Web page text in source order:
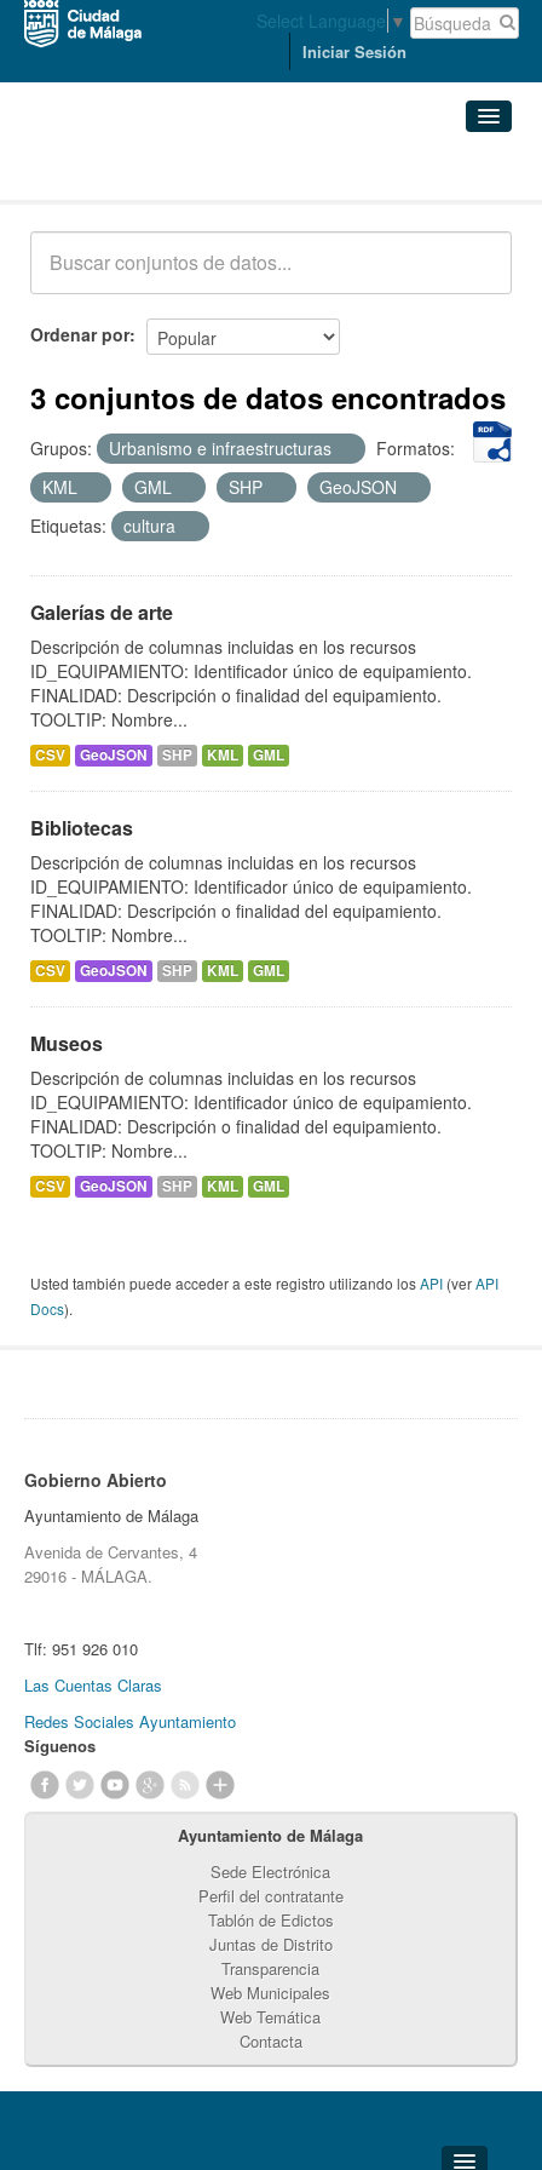
Select Language ▼
Iniciar Sesión
Acerca de
Ordenar por
3 conjuntos de datos encontrados
Grupos: Urbanismo e infraestructuras
Formatos:
KML
GML SHP
GeoJSON
Etiquetas:
cultura
Galerías de arte
Descripción de columnas incluidas en los recursos
ID_EQUIPAMIENTO: Identificador único de equipamiento.
FINALIDAD: Descripción o finalidad del equipamiento.
TOOLTIP: Nombre...
CSV GeoJSON SHP KML GML
Bibliotecas
Descripción de columnas incluidas en los recursos
ID_EQUIPAMIENTO: Identificador único de equipamiento.
FINALIDAD: Descripción o finalidad del equipamiento.
TOOLTIP: Nombre...
CSV GeoJSON SHP KML GML
Museos
Descripción de columnas incluidas en los recursos
ID_EQUIPAMIENTO: Identificador único de equipamiento.
FINALIDAD: Descripción o finalidad del equipamiento.
TOOLTIP: Nombre...
CSV GeoJSON SHP KML GML
Usted también puede acceder a este registro utilizando losAPI (verAPI
Docs).
Gobierno Abierto
Ayuntamiento de Málaga
Avenida de Cervantes, 4
29016 - MÁLAGA.
Tlf: 951 926 010
Las Cuentas Claras
Redes Sociales Ayuntamiento
Síguenos
Ayuntamiento de Málaga
Sede Electrónica
Perfil del contratante
Tablón de Edictos
Juntas de Distrito
Transparencia
Web Municipales
Web Temática
Contacta